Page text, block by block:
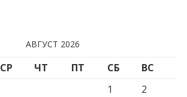
АВГУСТ 2026
СР ЧТ ПТ СБ
ВС
1
2